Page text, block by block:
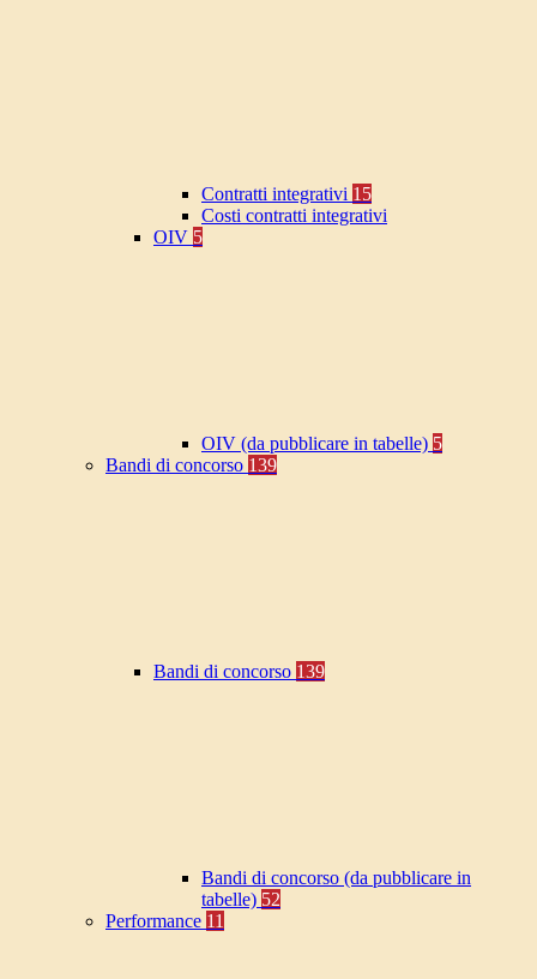
Contratti integrativi 15
Costi contratti integrativi
OIV 5
OIV (da pubblicare in tabelle) 5
Bandi di concorso 139
Bandi di concorso 139
Bandi di concorso (da pubblicare in
tabelle) 52
Performance 11